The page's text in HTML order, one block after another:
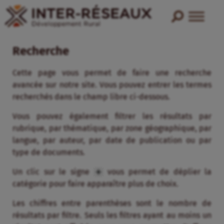
Recherche
Cette page vous permet de faire une recherche
avancée sur notre site. Vous pouvez entrer les termes
recherchés dans le champ libre ci-dessous.
Vous pouvez également filtrer les résultats par
rubrique, par thématique, par zone géographique, par
langue, par auteur, par date de publication ou par
type de documents.
Un clic sur le signe
vous permet de déplier la
catégorie pour faire apparaître plus de choix.
Les chiffres entre parenthèses sont le nombre de
résultats par filtre. Seuls les filtres ayant au moins un